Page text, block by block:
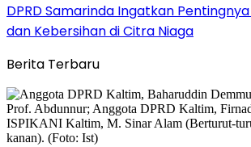
DPRD Samarinda Ingatkan
dan Kebersihan di Citra Niaga
Berita Terbaru